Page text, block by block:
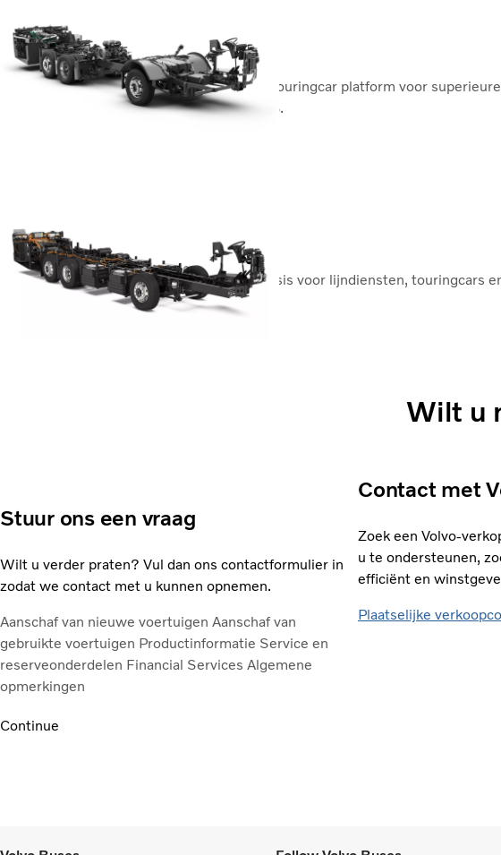
Volvo B13R
De nieuwe Volvo B13R is een premium touringcar platform voor
biedt een brandstofbesparing tot wel 9%.
Volvo BZR Electric Coach
Een efficiënt en betrouwbaar coach chassis voor lijndiensten, touringcars
Volvo BZR Electric
Wilt u
Stuur ons een vraag
Wilt u verder praten? Vul dan ons contactformulier in
zodat we contact met u kunnen opnemen.
Aanschaf van nieuwe voertuigen Aanschaf van
gebruikte voertuigen Productinformatie Service en
reserveonderdelen Financial Services Algemene
opmerkingen
Continue
Contact met
Zoek een Volvo-
u te ondersteunen,
efficiënt en
Plaatselijke